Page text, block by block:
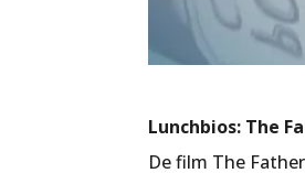
Lunchbios: The
De film The Father